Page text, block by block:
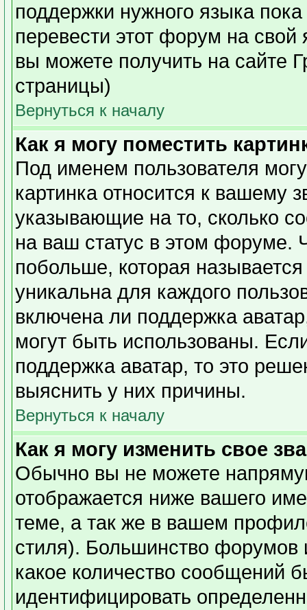
поддержки нужного языка
перевести этот форум на
вы можете получить на сайте
страницы)
Вернуться к началу
Как я могу поместить
Под именем пользователя
картинка относится к вашему
указывающие на то, сколько
на ваш статус в этом форуме.
побольше, которая
уникальна для каждого
включена ли поддержка
могут быть использованы.
поддержка аватар, то это
выяснить у них причины.
Вернуться к началу
Как я могу изменить свое
Обычно вы не можете
отображается ниже вашего
теме, а так же в вашем
стиля). Большинство форумов
какое количество сообщений
идентифицировать